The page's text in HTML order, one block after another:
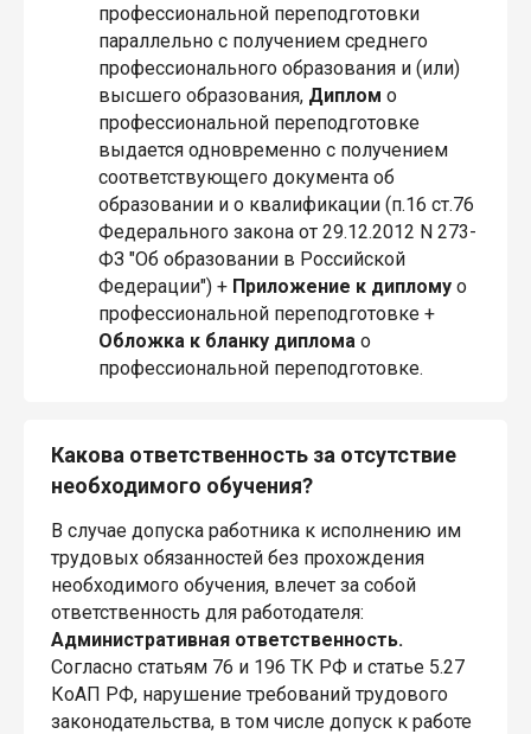
профессиональной переподготовки
параллельно с получением среднего
профессионального образования и (или)
высшего образования, Диплом о
профессиональной переподготовке
выдается одновременно с получением
соответствующего документа об
образовании и о квалификации (п.16 ст.76
Федерального закона от 29.12.2012 N 273-
ФЗ "Об образовании в Российской
Федерации") + Приложение к диплому о
профессиональной переподготовке +
Обложка к бланку диплома о
профессиональной переподготовке.
Какова ответственность за отсутствие
необходимого обучения?
В случае допуска работника к исполнению им
трудовых обязанностей без прохождения
необходимого обучения, влечет за собой
ответственность для работодателя:
Административная ответственность.
Согласно статьям 76 и 196 ТК РФ и статье 5.27
КоАП РФ, нарушение требований трудового
законодательства, в том числе допуск к работе